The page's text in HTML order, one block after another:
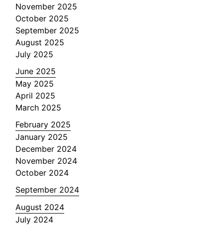
November 2025
October 2025
September 2025
August 2025
July 2025
June 2025
May 2025
April 2025
March 2025
February 2025
January 2025
December 2024
November 2024
October 2024
September 2024
August 2024
July 2024